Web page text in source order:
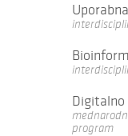
Digitalno
program